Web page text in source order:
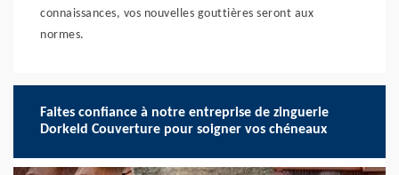
connaissances, vos nouvelles gouttières seront aux
normes.
Faites confiance à notre entreprise de zinguerie
Dorkeld Couverture pour soigner vos chéneaux